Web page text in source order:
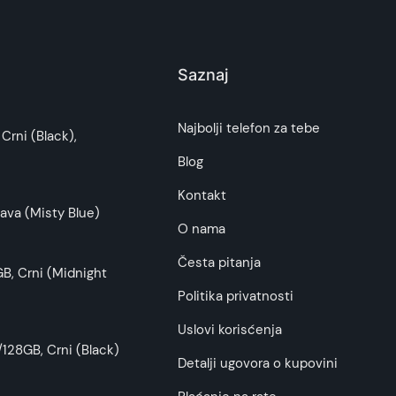
što tačnije i detaljnije ali ne može da
(Black),
(Misty Blue)
Crni (Midnight
Crni (Black)
Saznaj
Najbolji telefon za tebe
Blog
Kontakt
O nama
Česta pitanja
Politika privatnosti
Uslovi korisćenja
Detalji ugovora o kupovini